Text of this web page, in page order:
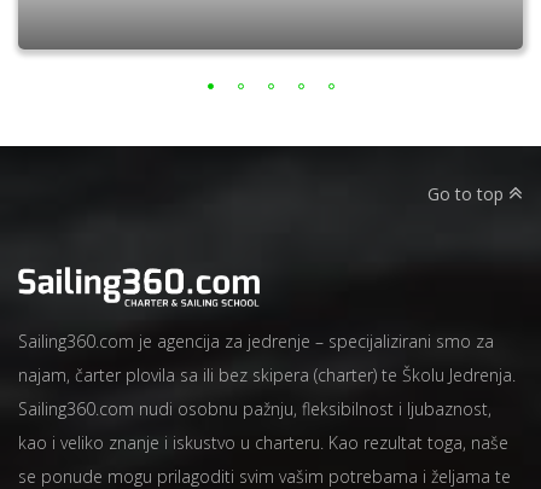
Go to top
Sailing360.com je agencija za jedrenje – specijalizirani smo za
najam, čarter plovila sa ili bez skipera (charter) te Školu Jedrenja.
Sailing360.com nudi osobnu pažnju, fleksibilnost i ljubaznost,
kao i veliko znanje i iskustvo u charteru. Kao rezultat toga, naše
se ponude mogu prilagoditi svim vašim potrebama i željama te